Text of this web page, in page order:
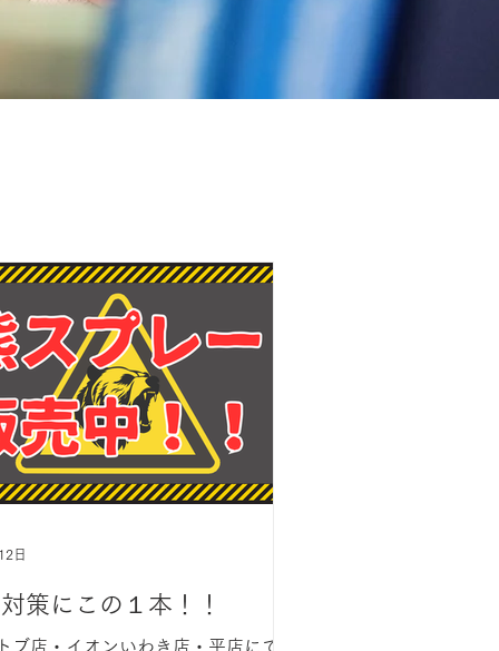
策にこの１本！！
ブ店・イオンいわき店・平店にて販
日